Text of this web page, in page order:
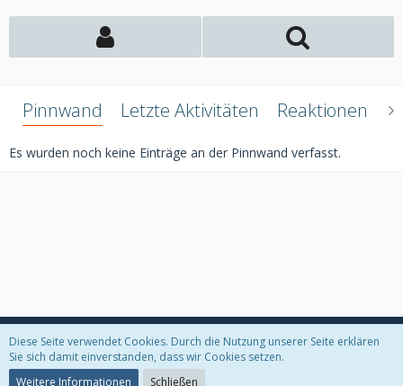
Pinnwand Letzte Aktivitäten Reaktionen
Es wurden noch keine Einträge an der Pinnwand verfasst.
Datenschutzerklärung Kontakt Impressum
Diese Seite verwendet Cookies. Durch die Nutzung unserer Seite erklären
Sie sich damit einverstanden, dass wir Cookies setzen.
Weitere Informationen
Schließen